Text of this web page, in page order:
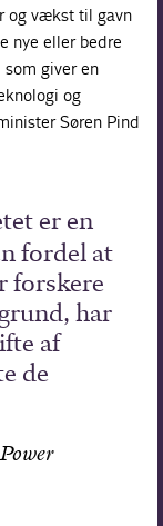
og vækst til gavn
nye eller bedre
giver en
og
Søren Pind
er en
fordel at
forskere
har
af
de